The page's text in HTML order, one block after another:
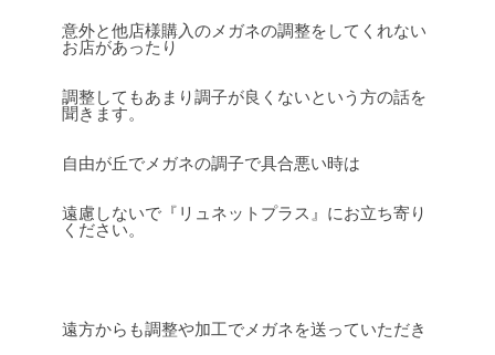
意外と他店様購入のメガネの調整をしてくれない
お店があったり
調整してもあまり調子が良くないという方の話を
聞きます。
自由が丘でメガネの調子で具合悪い時は
遠慮しないで『リュネットプラス』にお立ち寄り
ください。
遠方からも調整や加工でメガネを送っていただき